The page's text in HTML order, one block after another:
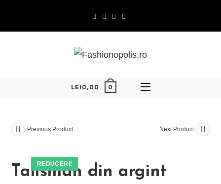
content
LEI0,00 0
REDUCERI!
Previous Product Next Product
Talisman din argint